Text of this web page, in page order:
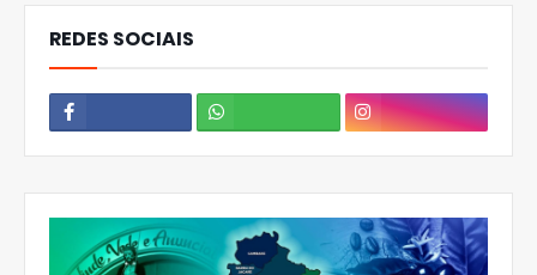
REDES SOCIAIS